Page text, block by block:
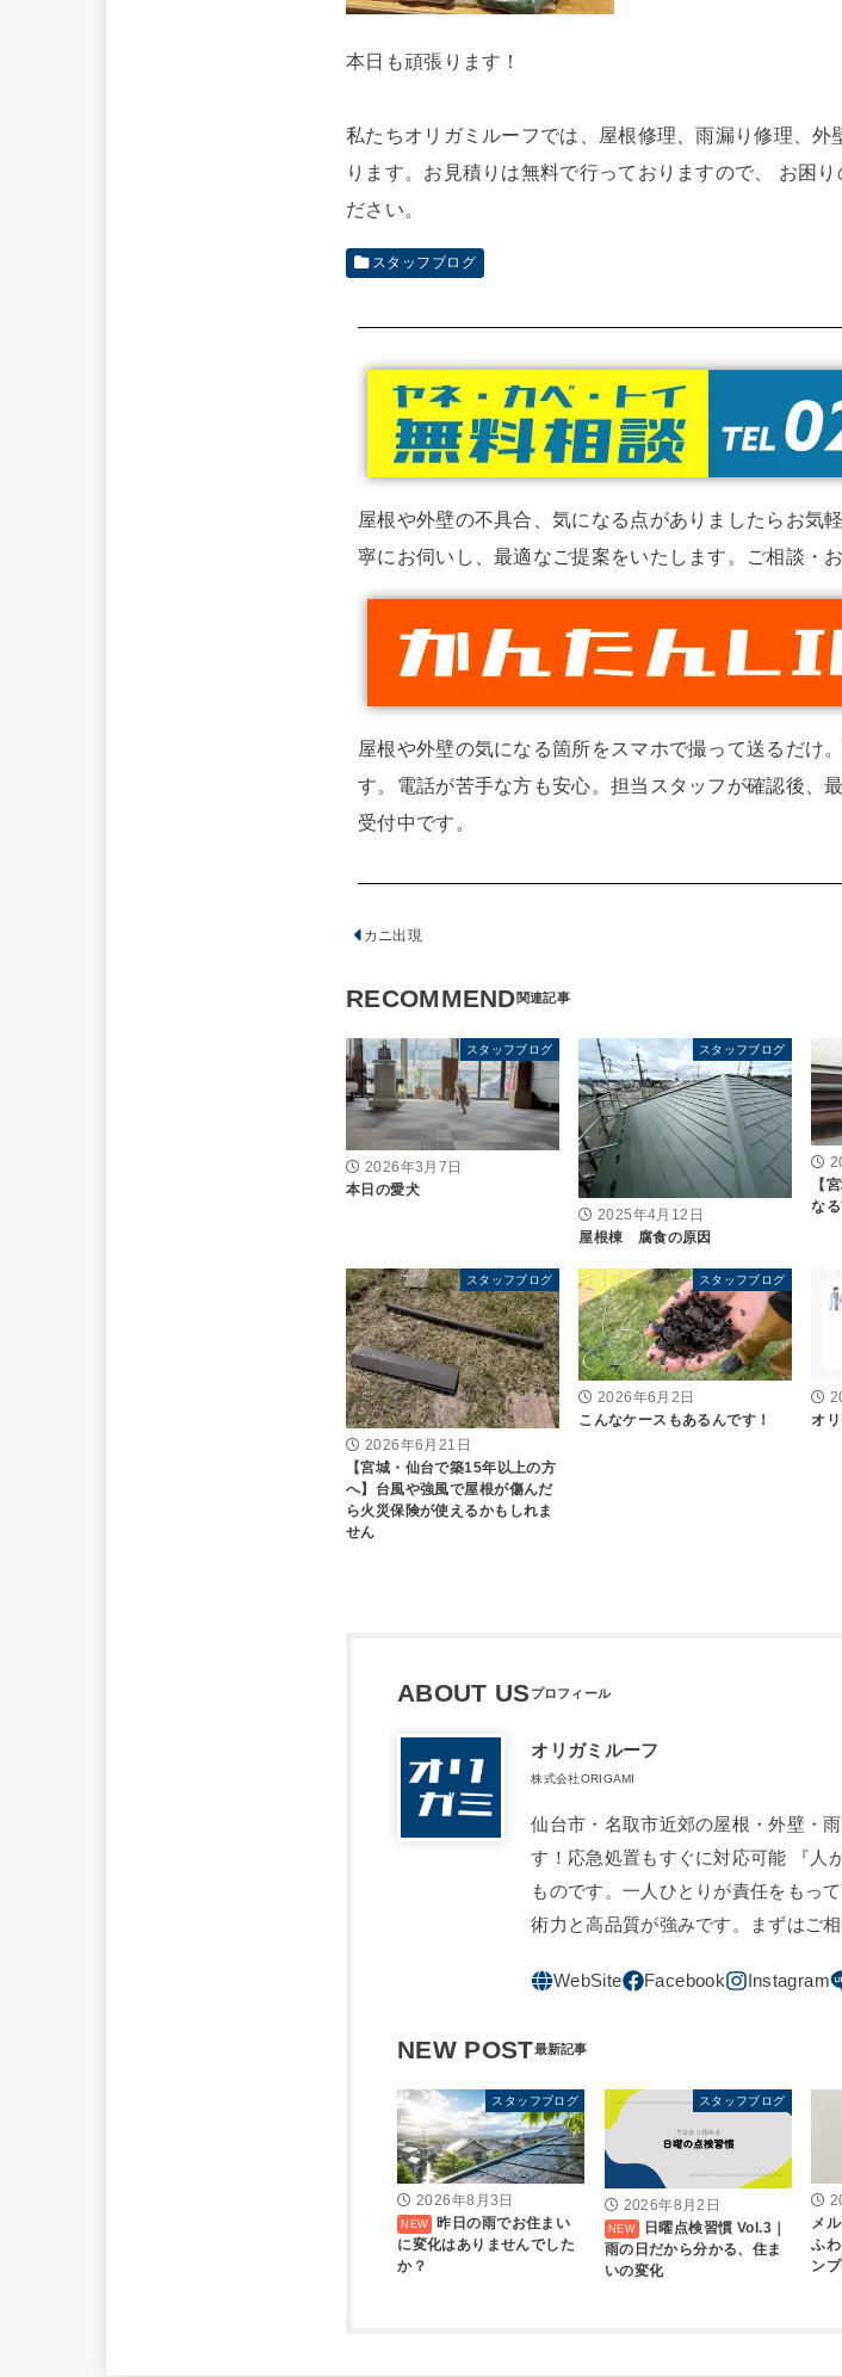
本日も頑張ります！
私たちオリガミルーフでは、屋根修理、雨漏り修理、
ります。お見積りは無料で行っておりますので、 お困
ださい。
スタッフブログ
屋根や外壁の不具合、気になる点がありましたらお気
寧にお伺いし、最適なご提案をいたします。ご相談・
屋根や外壁の気になる箇所をスマホで撮って送るだけ
す。電話が苦手な方も安心。担当スタッフが確認後、
受付中です。
カニ出現
RECOMMEND
スタッフブログ
2026年3月7日
本日の愛犬
スタッフブログ
2025年4月12日
屋根棟 腐食の原因
【
な
スタッフブログ
2026年6月21日
【宮城・仙台で築15年以上の方
へ】台風や強風で屋根が傷んだ
ら火災保険が使えるかもしれま
せん
スタッフブログ
2026年6月2日
こんなケースもあるんです！ オ
ABOUT US
オリガミルーフ
株式会社ORIGAMI
仙台市・名取市近郊の屋根・外壁・
す！応急処置もすぐに対応可能 『人
ものです。一人ひとりが責任をもっ
術力と高品質が強みです。まずはご相
NEW POST
スタッフブログ
2026年8月3日
昨日の雨でお住まい
に変化はありませんでした
か？
スタッフブログ
2026年8月2日
日曜点検習慣 Vol.3｜
雨の日だから分かる、住ま
いの変化
メ
ふ
ン